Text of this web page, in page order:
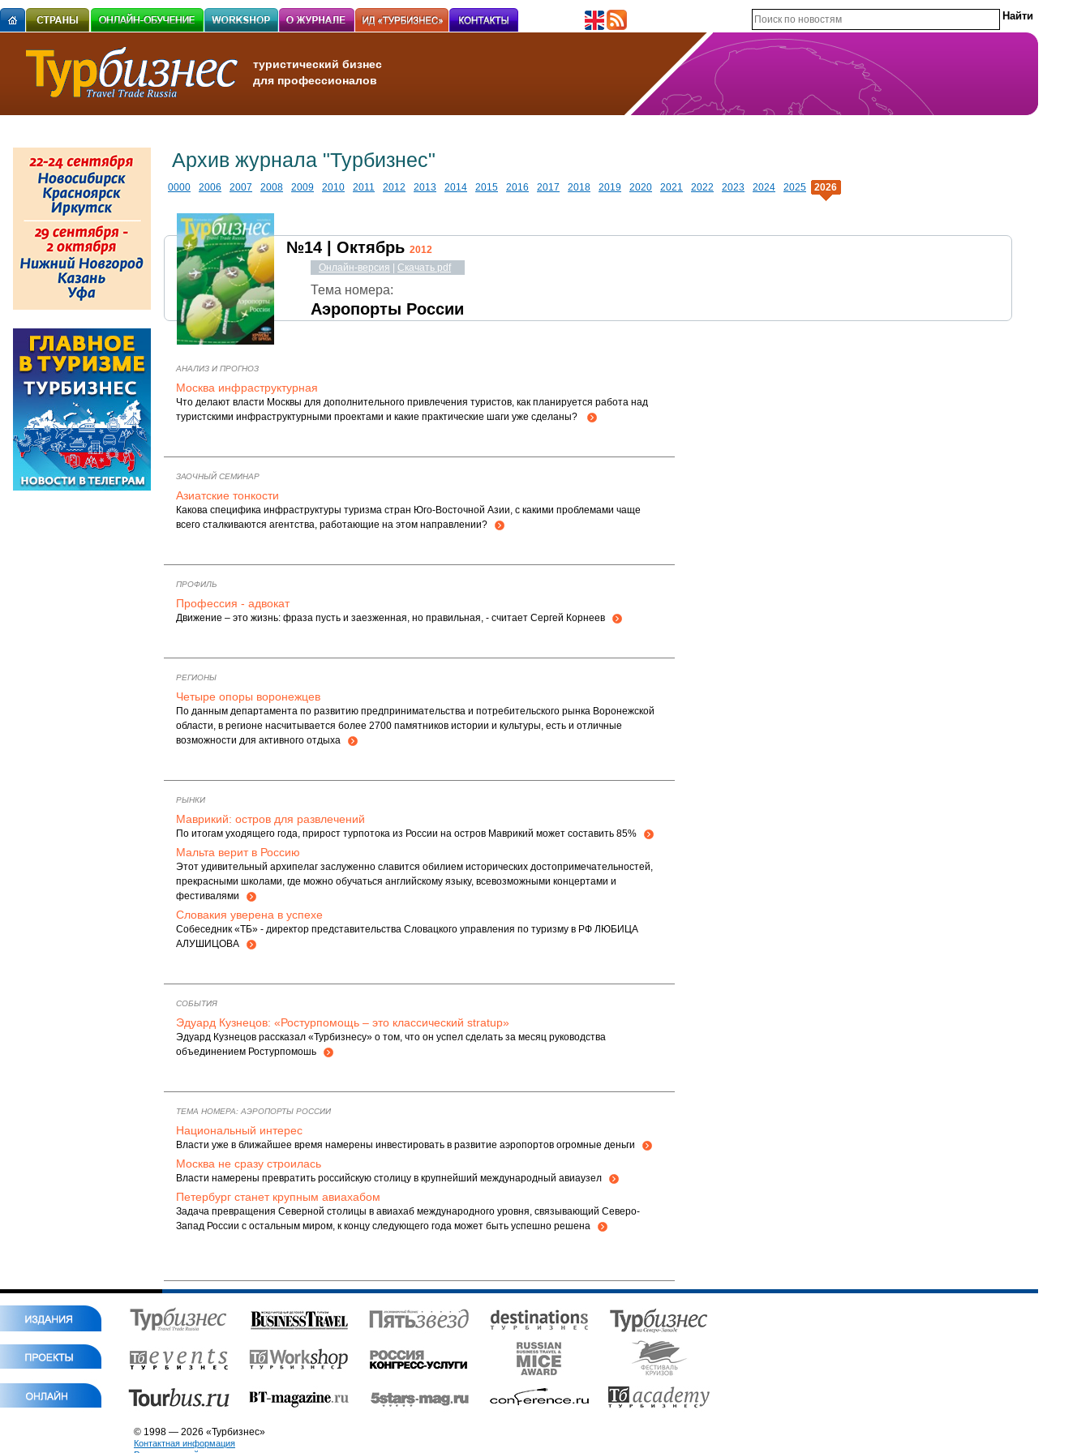
туристический бизнес
для профессионалов
Архив журнала "Турбизнес"
0000 2006 2007 2008 2009 2010 2011 2012 2013 2014 2015 2016 2017 2018 2019 2020 2021 2022 2023 2024 2025 2026
№14 | Октябрь 2012
Онлайн-версия
Скачать pdf
Тема номера:
Аэропорты России
АНАЛИЗ И ПРОГНОЗ
Москва инфраструктурная
Что делают власти Москвы для дополнительного привлечения туристов, как планируется работа над
туристскими инфраструктурными проектами и какие практические шаги уже сделаны?
ЗАОЧНЫЙ СЕМИНАР
Азиатские тонкости
Какова специфика инфраструктуры туризма стран Юго-Восточной Азии, с какими проблемами чаще
всего сталкиваются агентства, работающие на этом направлении?
ПРОФИЛЬ
Профессия - адвокат
Движение – это жизнь: фраза пусть и заезженная, но правильная, - считает Сергей Корнеев
РЕГИОНЫ
Четыре опоры воронежцев
По данным департамента по развитию предпринимательства и потребительского рынка Воронежской
области, в регионе насчитывается более 2700 памятников истории и культуры, есть и отличные
возможности для активного отдыха
РЫНКИ
Маврикий: остров для развлечений
По итогам уходящего года, прирост турпотока из России на остров Маврикий может составить 85%
Мальта верит в Россию
Этот удивительный архипелаг заслуженно славится обилием исторических достопримечательностей,
прекрасными школами, где можно обучаться английскому языку, всевозможными концертами и
фестивалями
Словакия уверена в успехе
Собеседник «ТБ» - директор представительства Словацкого управления по туризму в РФ ЛЮБИЦА
АЛУШИЦОВА
СОБЫТИЯ
Эдуард Кузнецов: «Ростурпомощь – это классический stratup»
Эдуард Кузнецов рассказал «Турбизнесу» о том, что он успел сделать за месяц руководства
объединением Ростурпомошь
ТЕМА НОМЕРА: АЭРОПОРТЫ РОССИИ
Национальный интерес
Власти уже в ближайшее время намерены инвестировать в развитие аэропортов огромные деньги
Москва не сразу строилась
Власти намерены превратить российскую столицу в крупнейший международный авиаузел
Петербург станет крупным авиахабом
Задача превращения Северной столицы в авиахаб международного уровня, связывающий Северо-
Запад России с остальным миром, к концу следующего года может быть успешно решена
© 1998 — 2026 «Турбизнес»
Контактная информация